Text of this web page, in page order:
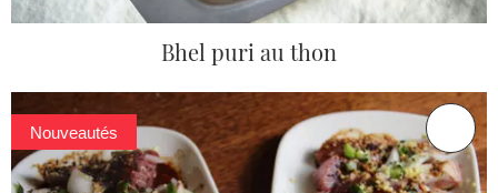
Bhel puri au thon
Nouveautés